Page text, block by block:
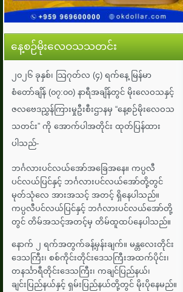
နေ့စဉ်မိုးလေဝသသတင်း
၂၀၂၆ ခုနှစ်၊ သြဂုတ်လ (၄) ရက်နေ့ မြန်မာ
စံတော်ချိန် (၀၇:၀၀) နာရီအချိန်တွင် မိုးလေဝသနှင့်
ဇလဗေဒညွှန်ကြားမှုဦးစီးဌာနမှ “နေ့စဉ်မိုးလေဝသ
သတင်း” ကို အောက်ပါအတိုင်း ထုတ်ပြန်ထား
ပါသည်-
ဘင်္ဂလားပင်လယ်အော်အ‌ခြေအနေ။ ကပ္ပလီ
ပင်လယ်ပြင်နှင့် ဘင်္ဂလားပင်လယ်အော်တို့တွင်
မုတ်သုံလေ အားအသင့် အတင့် ရှိနေပါသည်။
ကပ္ပလီပင်လယ်ပြင်နှင့် ဘင်္ဂလားပင်လယ်အော်တို့
တွင် တိမ်အသင့်အတင့်မှ တိမ်ထူထပ်နေပါသည်။
နောက် ၂ ရက်အတွက်ခန့်မှန်းချက်။ မန္တလေးတိုင်း
ဒေသကြီး၊ စစ်ကိုင်းတိုင်းဒေသကြီးအထက်ပိုင်း၊
တနင်္သာရီတိုင်းဒေသကြီး၊ ကချင်ပြည်နယ်၊
ချင်းပြည်နယ်နှင့် ရှမ်းပြည်နယ်တို့တွင် မိုးပိုနေမည်။